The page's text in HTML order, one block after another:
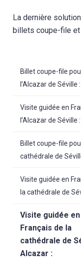
La dernière
billets coupe-file
Billet coupe-file
l’Alcazar de Séville :
Visite guidée en
l’Alcazar de Séville :
Billet coupe-file
cathédrale de
Visite guidée en
la cathédrale de
Visite guidée en
Français de la
cathédrale de
Alcazar :